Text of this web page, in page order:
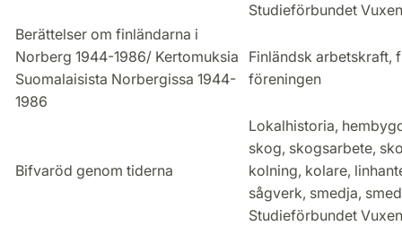
Studieförbundet
Berättelser om finländarna i
Norberg 1944-1986/ Kertomuksia
Suomalaisista Norbergissa 1944-
1986
Finländsk arbetskraft,
föreningen
Bifvaröd genom tiderna
Lokalhistoria,
skog, skogsarbete,
kolning, kolare,
sågverk, smedja,
Studieförbundet